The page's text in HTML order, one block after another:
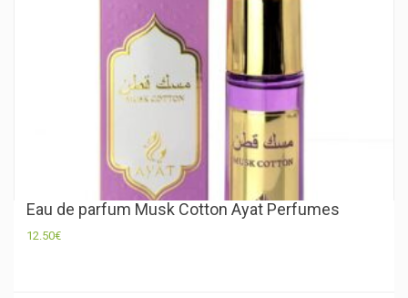
Eau de parfum Musk Cotton Ayat Perfumes
12.50€